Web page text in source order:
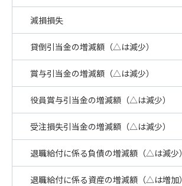
減損損失
貸倒引当金の増減額（△は減少）
賞与引当金の増減額（△は減少）
役員賞与引当金の増減額（△は減少）
受注損失引当金の増減額（△は減少）
退職給付に係る負債の増減額（△は減少）
退職給付に係る資産の増減額（△は増加）